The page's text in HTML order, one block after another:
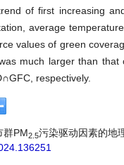
of first increasing
average
values of green
much larger than
respectively.
群PM2.5污染驱动因素的地